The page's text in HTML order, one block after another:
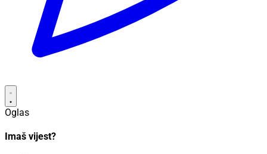
Oglas
Imaš vijest?